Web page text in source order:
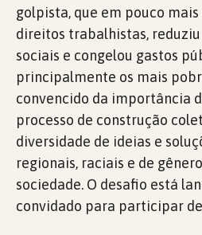
golpista, que em pouco
direitos trabalhistas,
sociais e congelou gastos
principalmente os mais
convencido da importância
processo de construção
diversidade de ideias e
regionais, raciais e de
sociedade. O desafio está
convidado para participar